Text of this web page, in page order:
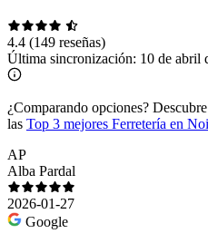
4.4 (149 reseñas)
Última sincronización: 10 de abril
¿Comparando opciones?
las Top 3 mejores Ferretería en
AP
Alba Pardal
2026-01-27
Google